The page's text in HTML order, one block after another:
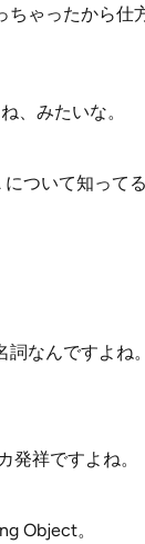
ちゃったから仕
、みたいな。
ついて知って
なんですよね。
発祥ですよね。
Object。